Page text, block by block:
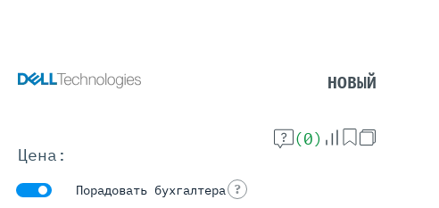
Серверы Для Офиса
Серверы Для Виртуализации
НОВЫЙ
(0)
Цена:
Порадовать бухгалтера ?